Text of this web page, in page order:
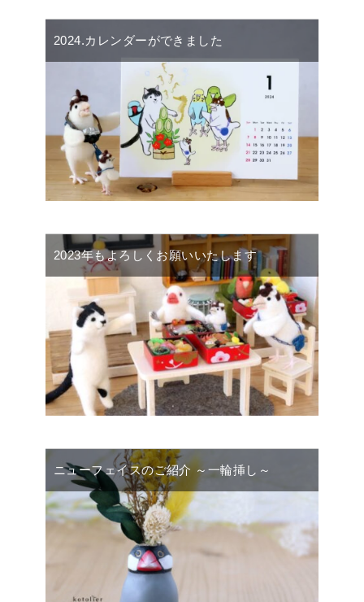
2024.カレンダーができました
2023年もよろしくお願いいたします
ニューフェイスのご紹介 ～一輪挿し～